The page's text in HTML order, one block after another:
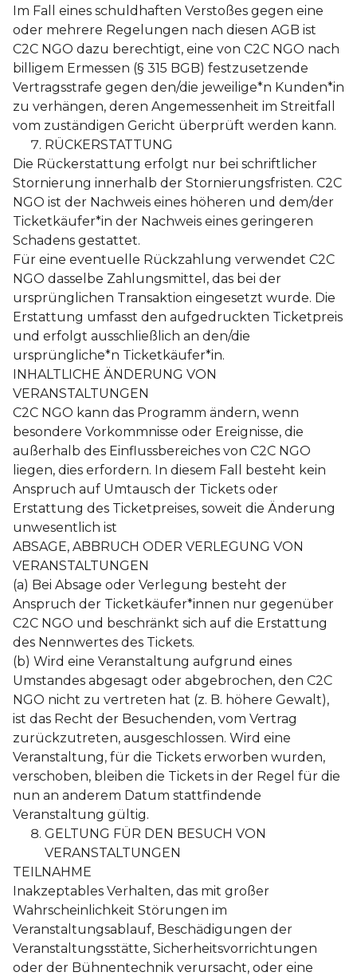
Im Fall eines schuldhaften Verstoßes gegen eine
oder mehrere Regelungen nach diesen AGB ist
C2C NGO dazu berechtigt, eine von C2C NGO nach
billigem Ermessen (§ 315 BGB) festzusetzende
Vertragsstrafe gegen den/die jeweilige*n Kunden*in
zu verhängen, deren Angemessenheit im Streitfall
vom zuständigen Gericht überprüft werden kann.
RÜCKERSTATTUNG
Die Rückerstattung erfolgt nur bei schriftlicher
Stornierung innerhalb der Stornierungsfristen. C2C
NGO ist der Nachweis eines höheren und dem/der
Ticketkäufer*in der Nachweis eines geringeren
Schadens gestattet.
Für eine eventuelle Rückzahlung verwendet C2C
NGO dasselbe Zahlungsmittel, das bei der
ursprünglichen Transaktion eingesetzt wurde. Die
Erstattung umfasst den aufgedruckten Ticketpreis
und erfolgt ausschließlich an den/die
ursprüngliche*n Ticketkäufer*in.
INHALTLICHE ÄNDERUNG VON
VERANSTALTUNGEN
C2C NGO kann das Programm ändern, wenn
besondere Vorkommnisse oder Ereignisse, die
außerhalb des Einflussbereiches von C2C NGO
liegen, dies erfordern. In diesem Fall besteht kein
Anspruch auf Umtausch der Tickets oder
Erstattung des Ticketpreises, soweit die Änderung
unwesentlich ist
ABSAGE, ABBRUCH ODER VERLEGUNG VON
VERANSTALTUNGEN
(a) Bei Absage oder Verlegung besteht der
Anspruch der Ticketkäufer*innen nur gegenüber
C2C NGO und beschränkt sich auf die Erstattung
des Nennwertes des Tickets.
(b) Wird eine Veranstaltung aufgrund eines
Umstandes abgesagt oder abgebrochen, den C2C
NGO nicht zu vertreten hat (z. B. höhere Gewalt),
ist das Recht der Besuchenden, vom Vertrag
zurückzutreten, ausgeschlossen. Wird eine
Veranstaltung, für die Tickets erworben wurden,
verschoben, bleiben die Tickets in der Regel für die
nun an anderem Datum stattfindende
Veranstaltung gültig.
GELTUNG FÜR DEN BESUCH VON
VERANSTALTUNGEN
TEILNAHME
Inakzeptables Verhalten, das mit großer
Wahrscheinlichkeit Störungen im
Veranstaltungsablauf, Beschädigungen der
Veranstaltungsstätte, Sicherheitsvorrichtungen
oder der Bühnentechnik verursacht, oder eine